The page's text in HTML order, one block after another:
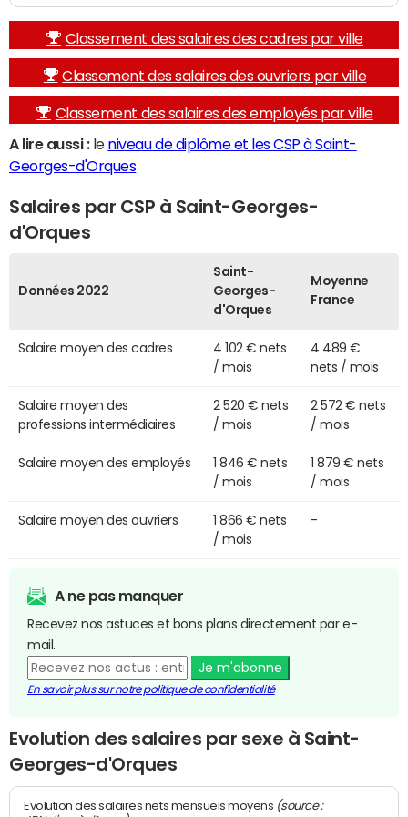
Classement des salaires des cadres par ville
Classement des salaires des ouvriers par ville
Classement des salaires des employés par ville
A lire aussi :le niveau de diplôme et les CSP à Saint-
Georges-d'Orques
Salaires par CSP à Saint-Georges-
d'Orques
Données 2022
Saint-
Georges-
d'Orques
Moyenne
France
Salaire moyen des cadres
4 102 € nets
/ mois
4 489 €
nets / mois
Salaire moyen des
professions intermédiaires
2 520 € nets
/ mois
2 572 € nets
/ mois
Salaire moyen des employés
1 846 € nets
/ mois
1 879 € nets
/ mois
Salaire moyen des ouvriers
1 866 € nets
/ mois
-
A ne pas manquer
Recevez nos astuces et bons plans directement par e-
mail.
Je m'abonne
En savoir plus sur notre politique de confidentialité
Evolution des salaires par sexe à Saint-
Georges-d'Orques
Evolution des salaires nets mensuels moyens (source :